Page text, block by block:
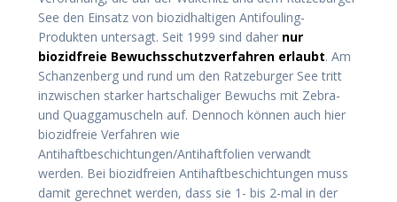
See den Einsatz von biozidhaltigen Antifouling-
Produkten untersagt. Seit 1999 sind daher nur
biozidfreie Bewuchsschutzverfahren erlaubt. Am
Schanzenberg und rund um den Ratzeburger See tritt
inzwischen starker hartschaliger Bewuchs mit Zebra-
und Quaggamuscheln auf. Dennoch können auch hier
biozidfreie Verfahren wie
Antihaftbeschichtungen/Antihaftfolien verwandt
werden. Bei biozidfreien Antihaftbeschichtungen muss
damit gerechnet werden, dass sie 1- bis 2-mal in der